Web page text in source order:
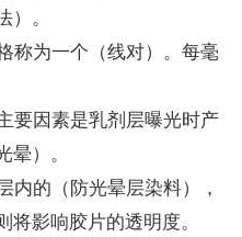
。
为一个（线对）。每毫
因素是乳剂层曝光时产
）。
的（防光晕层染料），
影响胶片的透明度。